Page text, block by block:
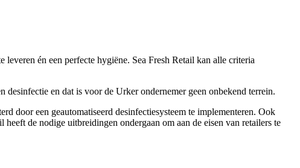
én een perfecte hygiëne. Sea Fresh Retail kan alle criteria
en dat is voor de Urker ondernemer geen onbekend terrein.
door een geautomatiseerd desinfectiesysteem te implementeren. Ook
de nodige uitbreidingen ondergaan om aan de eisen van retailers te